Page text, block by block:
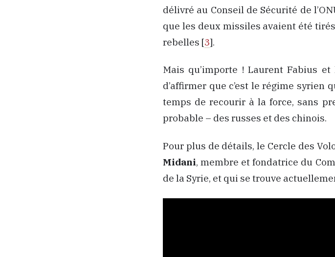
délivré au Conseil de Sécurité de
que les deux missiles avaient été
rebelles [3].
Mais qu’importe ! Laurent Fabius
d’affirmer que c’est le régime syrien
temps de recourir à la force, sans
probable – des russes et des chinois.
Pour plus de détails, le Cercle des
Midani, membre et fondatrice du
de la Syrie, et qui se trouve